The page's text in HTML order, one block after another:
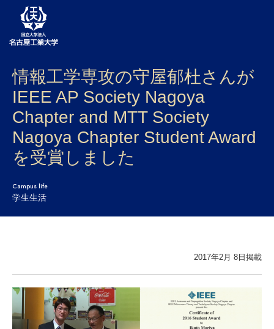
大学案内
学部・大学院・センター
学生生活
研究・産学官連携
受験生 在学生
情報工学専攻の守屋郁杜さんが
IEEE AP Society Nagoya
Chapter and MTT Society
Nagoya Chapter Student Award
を受賞しました
Campus life
学生生活
2017年2月 8日掲載